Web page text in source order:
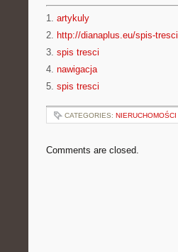
1. artykuly
2. http://dianaplus.eu/spis-tresci
3. spis tresci
4. nawigacja
5. spis tresci
CATEGORIES: NIERUCHOMOŚCI
Comments are closed.